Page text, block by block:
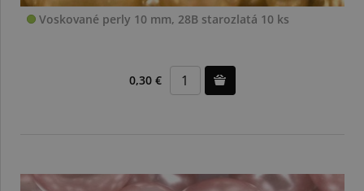
Voskované perly 10 mm, 28B starozlatá 10 ks
0,30 €